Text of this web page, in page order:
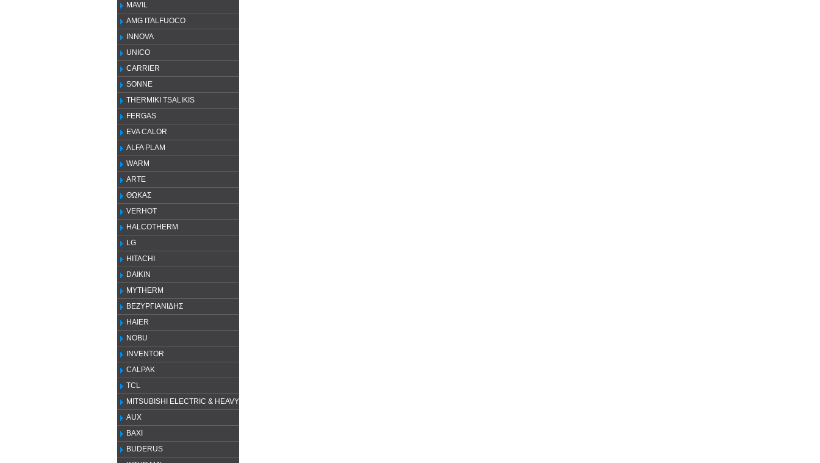
MAVIL
AMG ITALFUOCO
INNOVA
UNICO
CARRIER
SONNE
THERMIKI TSALIKIS
FERGAS
EVA CALOR
ALFA PLAM
WARM
ARTE
ΘΩΚΑΣ
VERHOT
HALCOTHERM
LG
HITACHI
DAIKIN
MYTHERM
ΒΕΖΥΡΓΙΑΝΙΔΗΣ
HAIER
NOBU
INVENTOR
CALPAK
TCL
MITSUBISHI ELECTRIC & HEAVY
AUX
ΒΑΧΙ
BUDERUS